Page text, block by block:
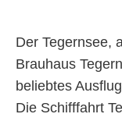
Über uns
Der Tegernsee,
Brauhaus
beliebtes
Die Schifffahrt